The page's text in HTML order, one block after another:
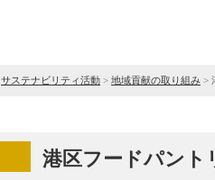
サステナビリティ活動 > 地域貢献の取り組み >
港区フードパント